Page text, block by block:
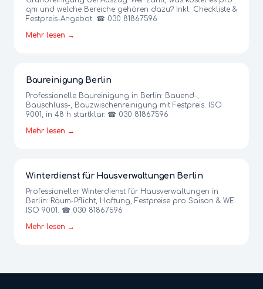
qm und welche Bereiche gehören dazu? Inkl. Checkliste &
Festpreis-Angebot. ☎ 030 81867596
Mehr lesen →
Baureinigung Berlin
Professionelle Baureinigung in Berlin: Bauend-,
Bauschluss-, Bauzwischenreinigung mit Festpreis. ISO
9001, in 48 h startklar. ☎ 030 81867596
Mehr lesen →
Winterdienst für Hausverwaltungen Berlin
Professioneller Winterdienst für Hausverwaltungen in
Berlin: Räum-Pflicht, Haftung, Festpreise pro Saison & WE.
ISO 9001. ☎ 030 81867596
Mehr lesen →